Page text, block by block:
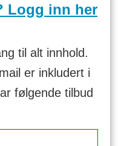
Logg inn her
til alt innhold.
er inkludert i
følgende tilbud